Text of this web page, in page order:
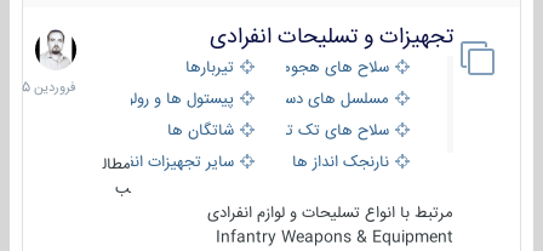
تجهیزات و تسلیحات انفرادی
سلاح های هجومی
تیربارها
مسلسل های دستی
پیستول ها و رولورها
سلاح های تک تیر اندازیشاتگان ها
نارنجک انداز ها
سایر تجهیزات انفرادی
مطال
ب
مرتبط با انواع تسلیحات و لوازم انفرادی
Infantry Weapons & Equipment
17
فروردین
1405